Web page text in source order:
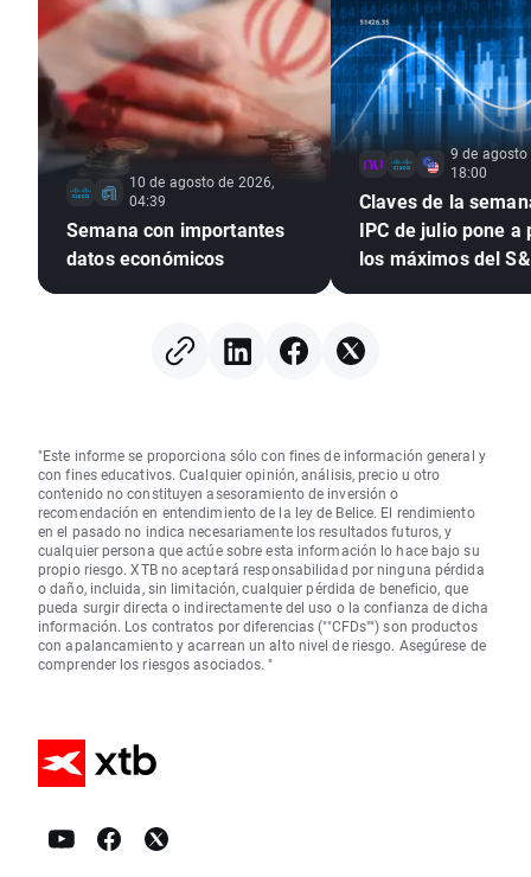
10 de agosto de 2026,
04:39
Semana con importantes
datos económicos
9 de agosto
18:00
Claves de la
IPC de julio pone a
los máximos del
"Este informe se proporciona sólo con fines de información general y
con fines educativos. Cualquier opinión, análisis, precio u otro
contenido no constituyen asesoramiento de inversión o
recomendación en entendimiento de la ley de Belice. El rendimiento
en el pasado no indica necesariamente los resultados futuros, y
cualquier persona que actúe sobre esta información lo hace bajo su
propio riesgo. XTB no aceptará responsabilidad por ninguna pérdida
o daño, incluida, sin limitación, cualquier pérdida de beneficio, que
pueda surgir directa o indirectamente del uso o la confianza de dicha
información. Los contratos por diferencias (""CFDs"") son productos
con apalancamiento y acarrean un alto nivel de riesgo. Asegúrese de
comprender los riesgos asociados. "